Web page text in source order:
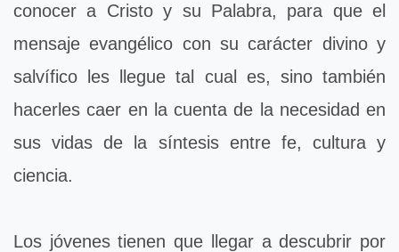
conocer a Cristo y su Palabra, para que el
mensaje evangélico con su carácter divino y
salvífico les llegue tal cual es, sino también
hacerles caer en la cuenta de la necesidad en
sus vidas de la síntesis entre fe, cultura y
ciencia.
Los jóvenes tienen que llegar a descubrir por